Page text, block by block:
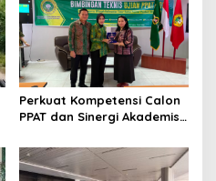
Perkuat Kompetensi Calon
PPAT dan Sinergi Akademis,
Bimtek Ujian PPAT 2026